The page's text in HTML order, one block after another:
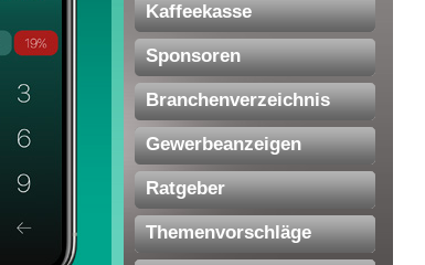
Kaffeekasse
Sponsoren
Branchenverzeichnis
Gewerbeanzeigen
Ratgeber
Themenvorschläge